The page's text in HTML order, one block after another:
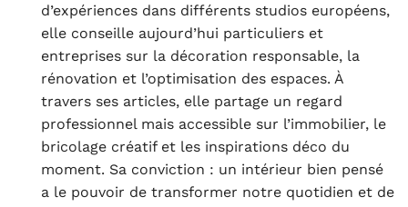
d’expériences dans différents studios européens,
elle conseille aujourd’hui particuliers et
entreprises sur la décoration responsable, la
rénovation et l’optimisation des espaces. À
travers ses articles, elle partage un regard
professionnel mais accessible sur l’immobilier, le
bricolage créatif et les inspirations déco du
moment. Sa conviction : un intérieur bien pensé
a le pouvoir de transformer notre quotidien et de